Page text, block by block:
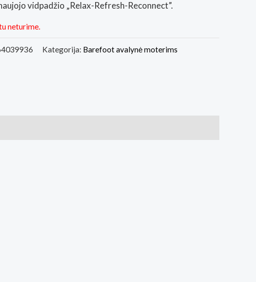
vidpadžio „Relax-Refresh-Reconnect”.
neturime.
Kategorija: Barefoot avalynė moterims